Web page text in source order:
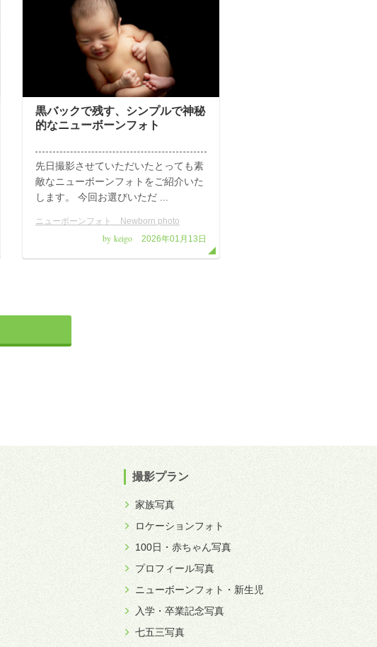
黒バックで残す、シンプルで神秘
的なニューボーンフォト
先日撮影させていただいたとっても素
敵なニューボーンフォトをご紹介いた
します。 今回お選びいただ ...
ニューボーンフォト Newborn photo
by keigo 2026年01月13日
撮影プラン
家族写真
ロケーションフォト
100日・赤ちゃん写真
プロフィール写真
ニューボーンフォト・新生児
入学・卒業記念写真
七五三写真